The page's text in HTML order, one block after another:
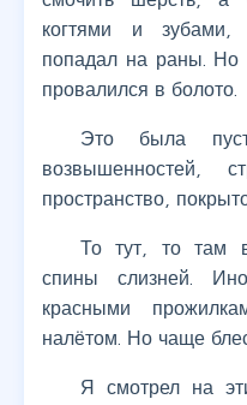
когтями и зубами,
попадал на раны. Но
провалился в болото.
Это была
возвышенностей,
пространство,
То тут, то там
спины слизней.
красными
налётом. Но чаще
Я смотрел на